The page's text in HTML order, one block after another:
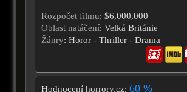
Rozpočet filmu: $6,000,000
Oblast natáčení: Velká Británie
Žánry: Horor - Thriller - Drama
Hodnocení horrory.cz: 60 %